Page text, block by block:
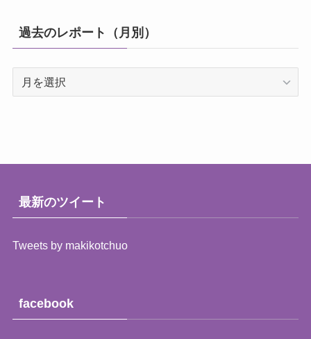
リ
ー
過去のレポート（月別）
ー
（月
最新のツイート
Tweets by makikotchuo
facebook